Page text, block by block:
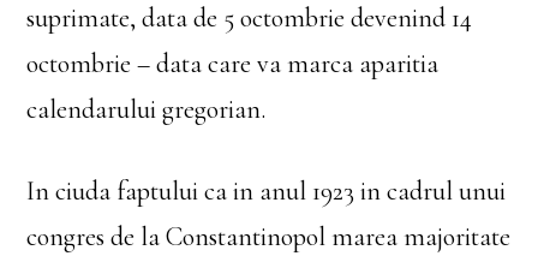
suprimate, data de 5 octombrie devenind 14
octombrie – data care va marca aparitia
calendarului gregorian.
In ciuda faptului ca in anul 1923 in cadrul unui
congres de la Constantinopol marea majoritate